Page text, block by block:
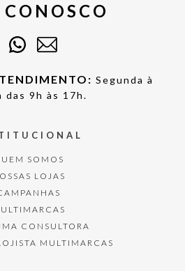
Segunda à
das 9h às 17h.
SOMOS
LOJAS
CONSULTORA
MULTIMARCAS